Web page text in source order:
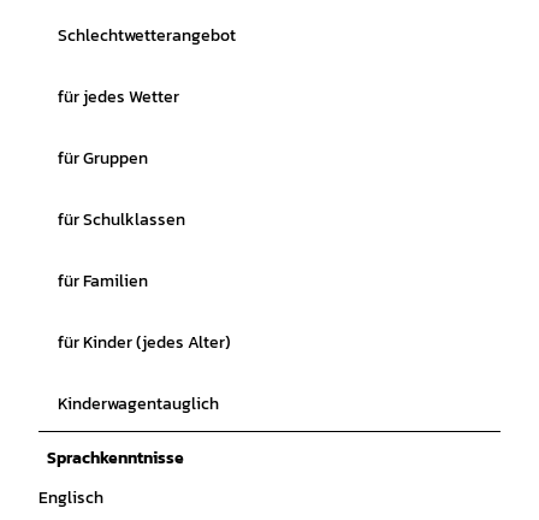
Schlechtwetterangebot
für jedes Wetter
für Gruppen
für Schulklassen
für Familien
für Kinder (jedes Alter)
Kinderwagentauglich
Sprachkenntnisse
Englisch